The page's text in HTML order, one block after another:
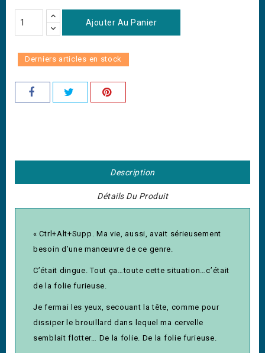
Ajouter Au Panier
Derniers articles en stock
Description
Détails Du Produit
« Ctrl+Alt+Supp. Ma vie, aussi, avait sérieusement
besoin d’une manœuvre de ce genre.
C’était dingue. Tout ça…toute cette situation…c’était
de la folie furieuse.
Je fermai les yeux, secouant la tête, comme pour
dissiper le brouillard dans lequel ma cervelle
semblait flotter… De la folie. De la folie furieuse.